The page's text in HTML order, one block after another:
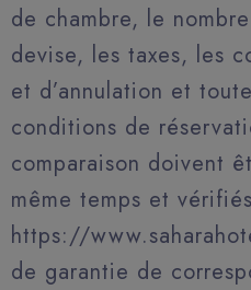
de chambre, le
devise, les taxes, les
et d’annulation et
conditions de
comparaison doivent
même temps et
https://
de garantie de